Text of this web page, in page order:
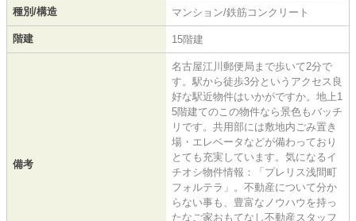
種別/構造 マンション/鉄筋コンクリート
階建 15階建
備考
名古屋江川郵便局まで歩いて2分で
す。駅から徒歩3分というアクセス良
好な駅近物件はいかがですか。地上1
5階建てのこの物件なら景色もバッチ
リです。共用部には敷地内ごみ置き
場・エレベータなどが備わっており
とても充実しています。気になるイ
チオシ物件情報：「プレリス浅間町
フォルテラ」。不動産について分か
らない事も、豊富なノウハウを持っ
たなご家おもてなし不動産スタッフ